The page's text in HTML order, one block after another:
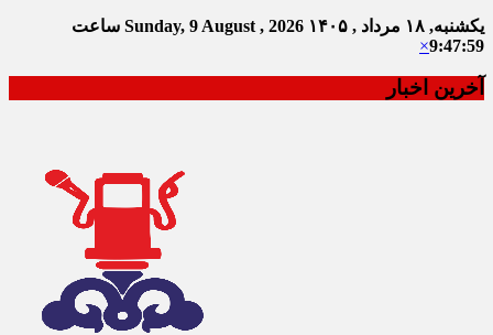
یکشنبه, ۱۸ مرداد , ۱۴۰۵ Sunday, 9 August , 2026 ساعت
9:48:00
×
آخرین اخبار